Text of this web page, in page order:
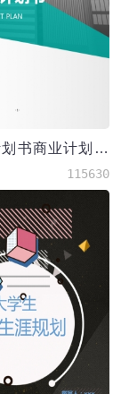
项目开发计划书商业计划书
115630